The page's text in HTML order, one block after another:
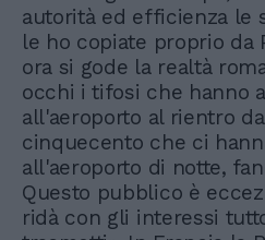
autorità ed efficienza le
le ho copiate proprio da
ora si gode la realtà
occhi i tifosi che hanno
all'aeroporto al rientro
cinquecento che ci
all'aeroporto di notte,
Questo pubblico è
ridà con gli interessi